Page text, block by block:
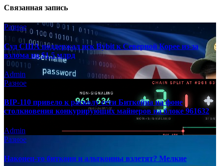
Связанная запись
Разное
Суд США поддержал иск Bybit к Северной Корее из-за
взлома на $1,5 млрд
Admin
Разное
BIP-110 привело к расколу сети Биткойна на фоне
столкновения конкурирующих майнеров на блоке 961632
Admin
Разное
Наконец-то биткоин и альткоины взлетят? Мелкие